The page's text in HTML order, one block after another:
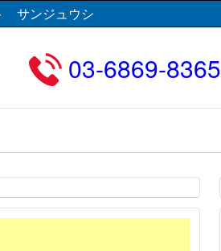
サンジュウシ
03-6869-8365